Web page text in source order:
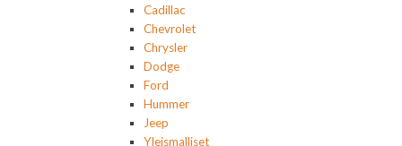
Cadillac
Chevrolet
Chrysler
Dodge
Ford
Hummer
Jeep
Yleismalliset